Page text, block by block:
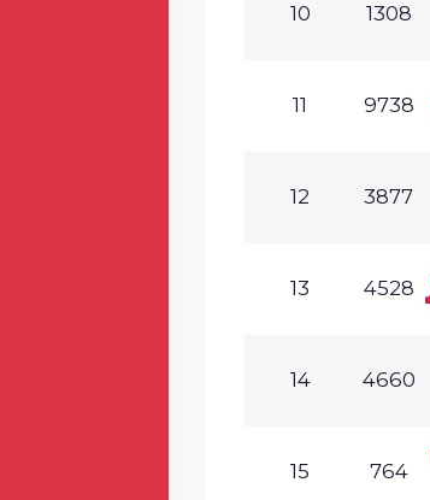
10 1308
11 9738
12 3877
13 4528
14 4660
15 764